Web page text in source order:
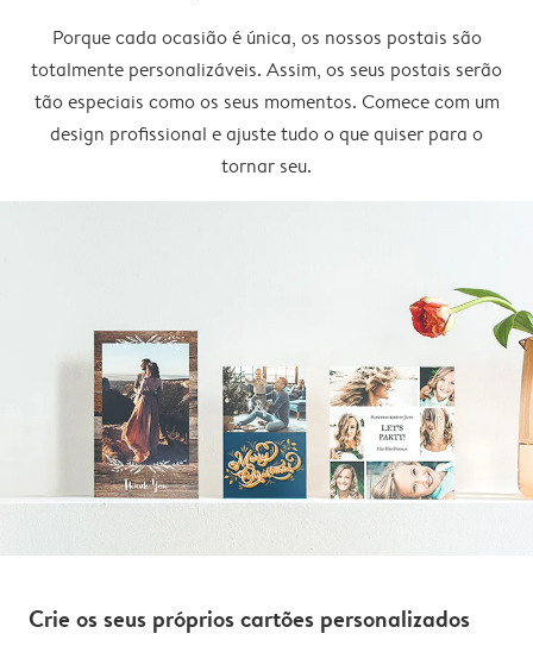
Porque cada ocasião é única, os nossos postais são
totalmente personalizáveis. Assim, os seus postais serão
tão especiais como os seus momentos. Comece com um
design profissional e ajuste tudo o que quiser para o
tornar seu.
Crie os seus próprios cartões personalizados